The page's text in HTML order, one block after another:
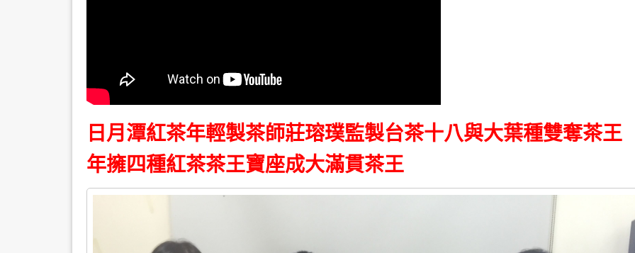
日月潭紅茶年輕製茶師莊瑢璞監製台茶十八與大葉種雙奪茶
年擁四種紅茶茶王寶座成大滿貫茶王